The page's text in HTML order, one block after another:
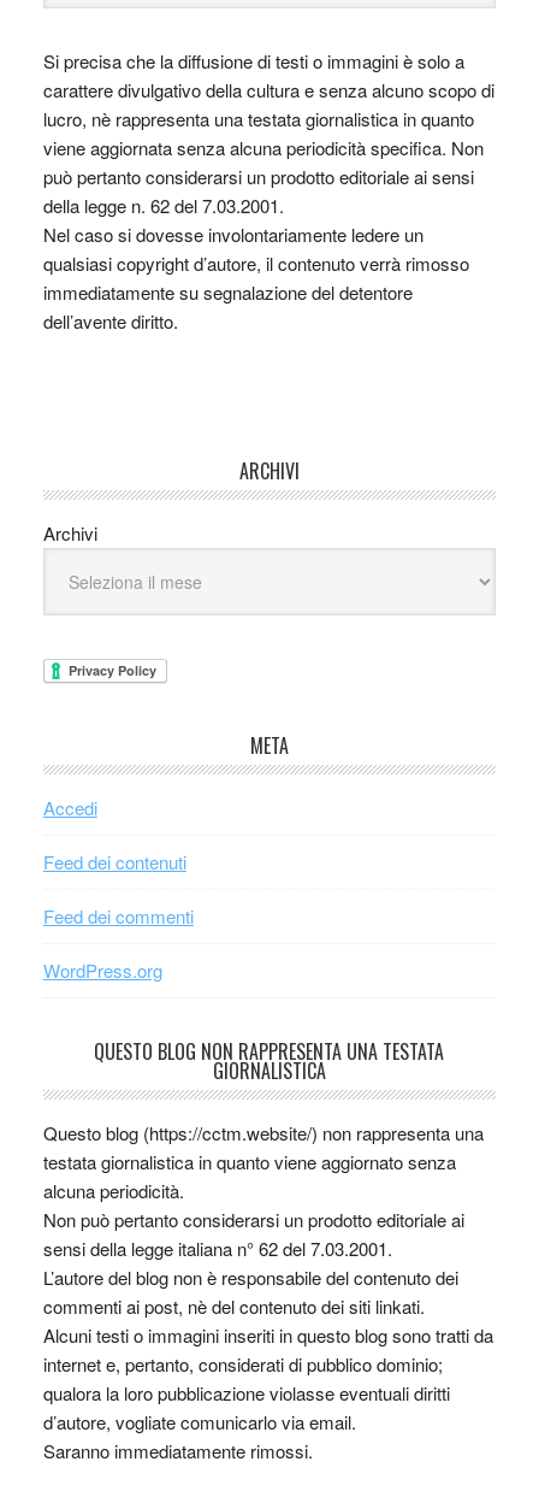
Si precisa che la diffusione di testi o immagini è solo a
carattere divulgativo della cultura e senza alcuno scopo di
lucro, nè rappresenta una testata giornalistica in quanto
viene aggiornata senza alcuna periodicità specifica. Non
può pertanto considerarsi un prodotto editoriale ai sensi
della legge n. 62 del 7.03.2001.
Nel caso si dovesse involontariamente ledere un
qualsiasi copyright d’autore, il contenuto verrà rimosso
immediatamente su segnalazione del detentore
dell’avente diritto.
ARCHIVI
Archivi
META
Accedi
Feed dei contenuti
Feed dei commenti
WordPress.org
QUESTO BLOG NON RAPPRESENTA UNA TESTATA
GIORNALISTICA
Questo blog (https://cctm.website/) non rappresenta una
testata giornalistica in quanto viene aggiornato senza
alcuna periodicità.
Non può pertanto considerarsi un prodotto editoriale ai
sensi della legge italiana n° 62 del 7.03.2001.
L’autore del blog non è responsabile del contenuto dei
commenti ai post, nè del contenuto dei siti linkati.
Alcuni testi o immagini inseriti in questo blog sono tratti da
internet e, pertanto, considerati di pubblico dominio;
qualora la loro pubblicazione violasse eventuali diritti
d’autore, vogliate comunicarlo via email.
Saranno immediatamente rimossi.